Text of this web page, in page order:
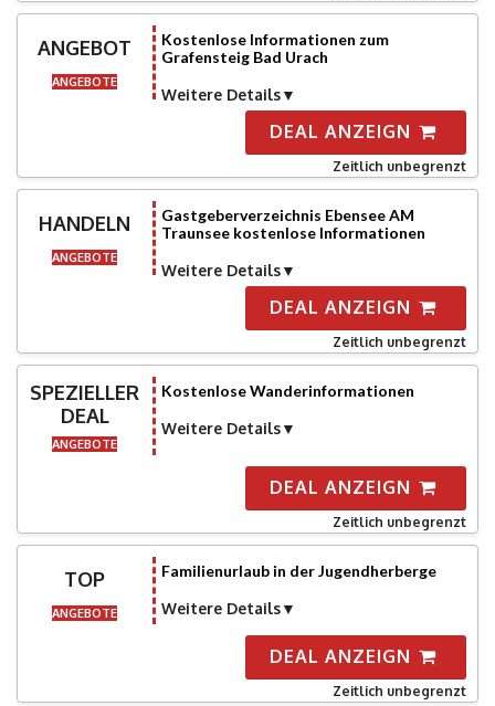
ANGEBOT
ANGEBOTE
Kostenlose Informationen zum
Grafensteig Bad Urach
Weitere Details
DEAL ANZEIGN
Zeitlich unbegrenzt
HANDELN
ANGEBOTE
Gastgeberverzeichnis Ebensee AM
Traunsee kostenlose Informationen
Weitere Details
DEAL ANZEIGN
Zeitlich unbegrenzt
SPEZIELLER
DEAL
ANGEBOTE
Kostenlose Wanderinformationen
Weitere Details
DEAL ANZEIGN
Zeitlich unbegrenzt
TOP
ANGEBOTE
Familienurlaub in der Jugendherberge
Weitere Details
DEAL ANZEIGN
Zeitlich unbegrenzt